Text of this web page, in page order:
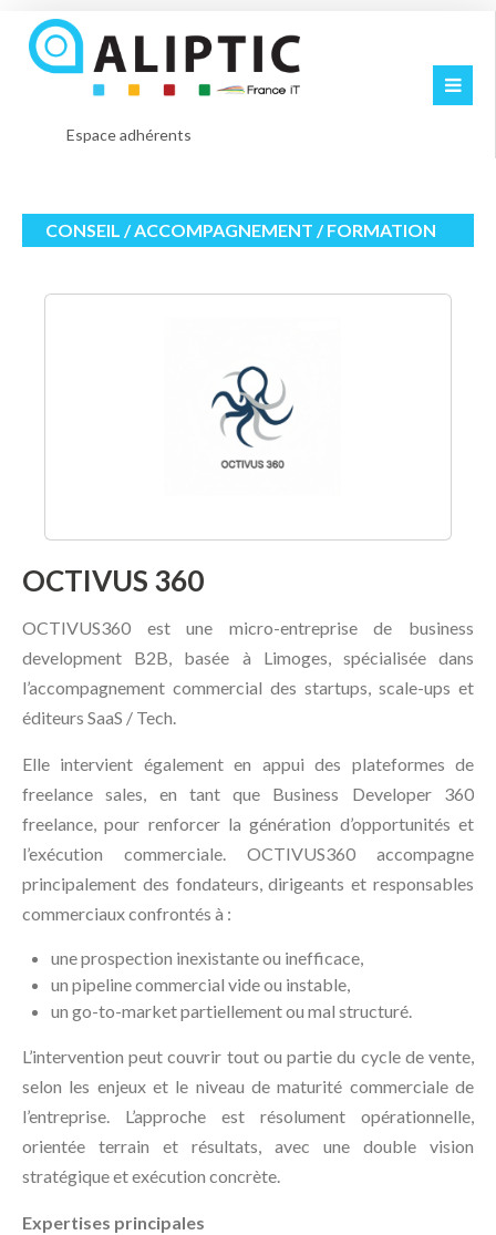
Espace adhérents
CONSEIL / ACCOMPAGNEMENT / FORMATION
OCTIVUS 360
OCTIVUS360 est une micro-entreprise de business
development B2B, basée à Limoges, spécialisée dans
l’accompagnement commercial des startups, scale-ups et
éditeurs SaaS / Tech.
Elle intervient également en appui des plateformes de
freelance sales, en tant que Business Developer 360
freelance, pour renforcer la génération d’opportunités et
l’exécution commerciale. OCTIVUS360 accompagne
principalement des fondateurs, dirigeants et responsables
commerciaux confrontés à :
une prospection inexistante ou inefficace,
un pipeline commercial vide ou instable,
un go-to-market partiellement ou mal structuré.
L’intervention peut couvrir tout ou partie du cycle de vente,
selon les enjeux et le niveau de maturité commerciale de
l’entreprise. L’approche est résolument opérationnelle,
orientée terrain et résultats, avec une double vision
stratégique et exécution concrète.
Expertises principales